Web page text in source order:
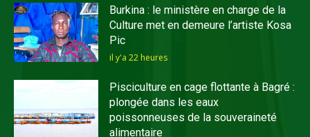
Burkina : le ministère en charge de la
Culture met en demeure l’artiste Kosa
Pic
il y'a 22 heures
Pisciculture en cage flottante à Bagré :
plongée dans les eaux
poissonneuses de la souveraineté
alimentaire